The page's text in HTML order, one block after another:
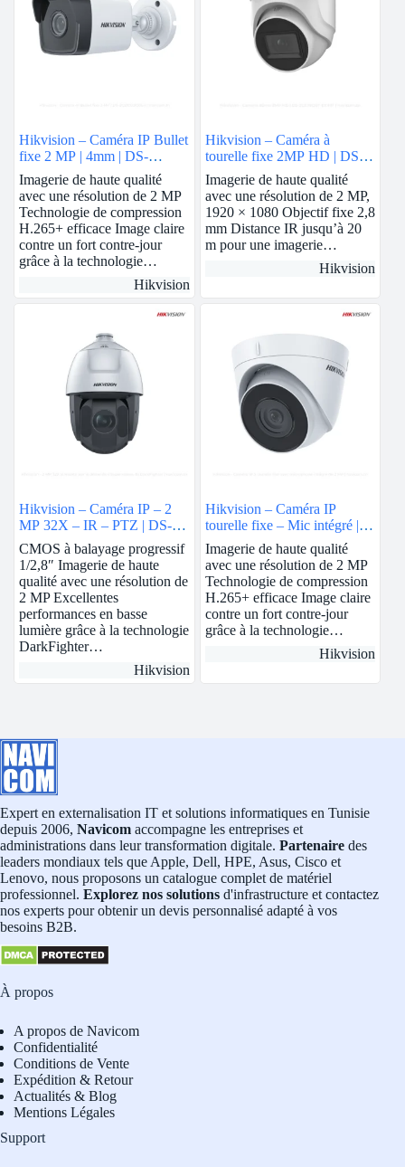
Hikvision – Caméra IP Bullet
fixe 2 MP | 4mm | DS-
2CD1023G0E-I
Imagerie de haute qualité
avec une résolution de 2 MP
Technologie de compression
H.265+ efficace Image claire
contre un fort contre-jour
grâce à la technologie…
Hikvision
Hikvision – Caméra à
tourelle fixe 2MP HD | DS-
2CE76D0T-EXIMF
Imagerie de haute qualité
avec une résolution de 2 MP,
1920 × 1080 Objectif fixe 2,8
mm Distance IR jusqu’à 20
m pour une imagerie…
Hikvision
Hikvision – Caméra IP – 2
MP 32X – IR – PTZ | DS-
2DE5232IW-AE
CMOS à balayage progressif
1/2,8″ Imagerie de haute
qualité avec une résolution de
2 MP Excellentes
performances en basse
lumière grâce à la technologie
DarkFighter…
Hikvision
Hikvision – Caméra IP
tourelle fixe – Mic intégré | 2
MP | 2.8mm | DS-
2CD1323G0-IUF
Imagerie de haute qualité
avec une résolution de 2 MP
Technologie de compression
H.265+ efficace Image claire
contre un fort contre-jour
grâce à la technologie…
Hikvision
Expert en externalisation IT et solutions informatiques en Tunisie
depuis 2006, Navicom accompagne les entreprises et
administrations dans leur transformation digitale. Partenaire des
leaders mondiaux tels que Apple, Dell, HPE, Asus, Cisco et
Lenovo, nous proposons un catalogue complet de matériel
professionnel. Explorez nos solutions d'infrastructure et contactez
nos experts pour obtenir un devis personnalisé adapté à vos
besoins B2B.
À propos
A propos de Navicom
Confidentialité
Conditions de Vente
Expédition & Retour
Actualités & Blog
Mentions Légales
Support